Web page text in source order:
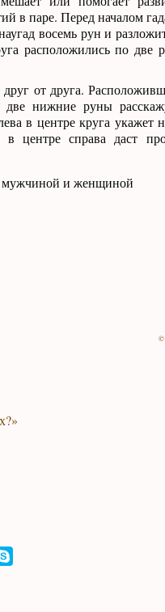
в паре. Перед началом
восемь рун и
расположились по две
от друга.
нижние руны
в центре круга укажет
центре справа даст
мужчиной и женщиной
©